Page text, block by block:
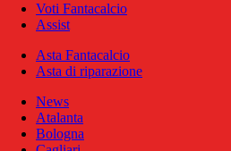
Voti Fantacalcio
Assist
Asta Fantacalcio
Asta di riparazione
News
Atalanta
Bologna